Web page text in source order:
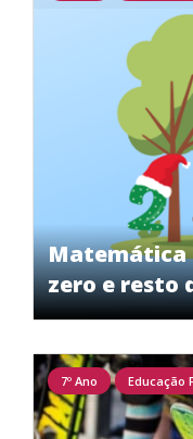
Matemática
zero e resto
7º Ano Educação